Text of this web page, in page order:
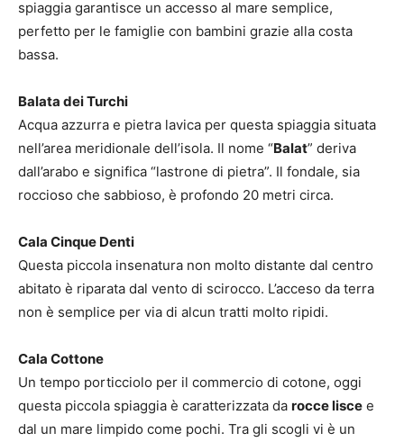
spiaggia garantisce un accesso al mare semplice,
perfetto per le famiglie con bambini grazie alla costa
bassa.
Balata dei Turchi
Acqua azzurra e pietra lavica per questa spiaggia situata
nell’area meridionale dell’isola. Il nome “Balat” deriva
dall’arabo e significa “lastrone di pietra”. Il fondale, sia
roccioso che sabbioso, è profondo 20 metri circa.
Cala Cinque Denti
Questa piccola insenatura non molto distante dal centro
abitato è riparata dal vento di scirocco. L’acceso da terra
non è semplice per via di alcun tratti molto ripidi.
Cala Cottone
Un tempo porticciolo per il commercio di cotone, oggi
questa piccola spiaggia è caratterizzata da rocce lisce e
dal un mare limpido come pochi. Tra gli scogli vi è un